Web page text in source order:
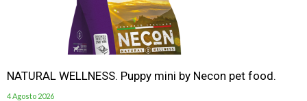
NATURAL WELLNESS. Puppy mini by Necon pet food.
4 Agosto 2026